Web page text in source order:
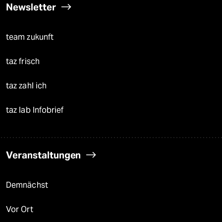
Newsletter
team zukunft
taz frisch
taz zahl ich
taz lab Infobrief
Veranstaltungen
Demnächst
Vor Ort